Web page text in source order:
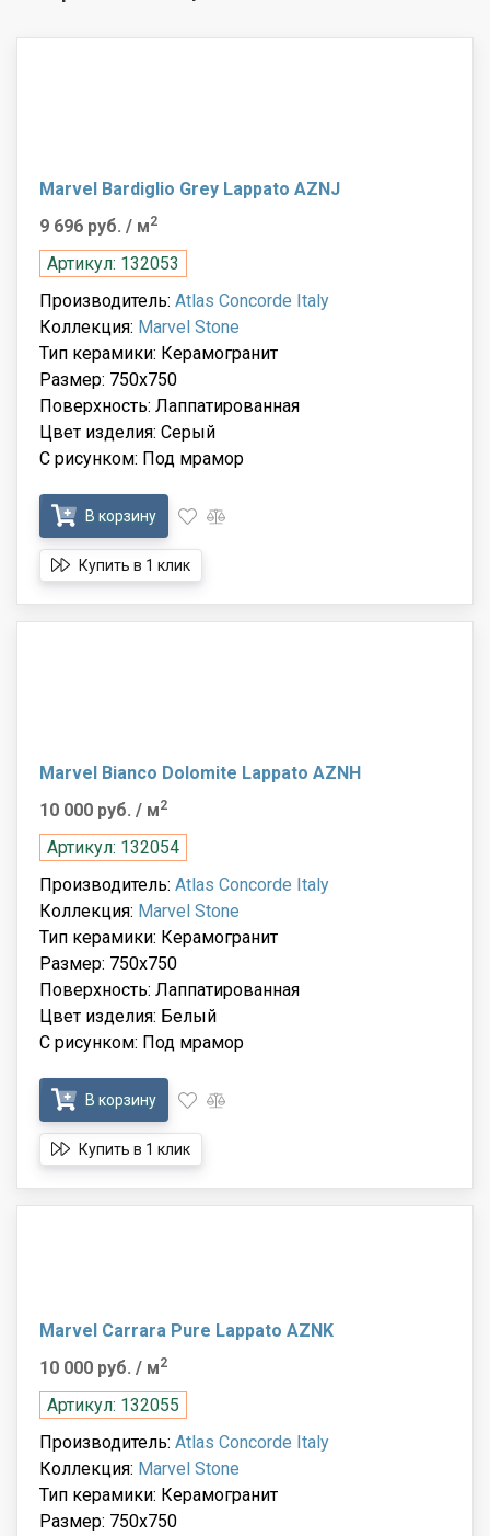
Marvel Bardiglio Grey Lappato AZNJ
9 696 руб. / м2
Артикул: 132053
Производитель: Atlas Concorde Italy
Коллекция: Marvel Stone
Тип керамики: Керамогранит
Размер: 750x750
Поверхность: Лаппатированная
Цвет изделия: Серый
С рисунком: Под мрамор
В корзину
Купить в 1 клик
Marvel Bianco Dolomite Lappato AZNH
10 000 руб. / м2
Артикул: 132054
Производитель: Atlas Concorde Italy
Коллекция: Marvel Stone
Тип керамики: Керамогранит
Размер: 750x750
Поверхность: Лаппатированная
Цвет изделия: Белый
С рисунком: Под мрамор
В корзину
Купить в 1 клик
Marvel Carrara Pure Lappato AZNK
10 000 руб. / м2
Артикул: 132055
Производитель: Atlas Concorde Italy
Коллекция: Marvel Stone
Тип керамики: Керамогранит
Размер: 750x750